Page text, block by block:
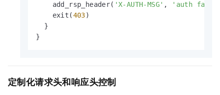
    add_rsp_header(
'X-AUTH-MSG' ,
'auth
    exit(
403)
  }
}
定制化请求头和响应头控制